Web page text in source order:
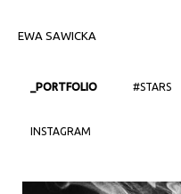
EWA SAWICKA
_PORTFOLIO #STARS
INSTAGRAM